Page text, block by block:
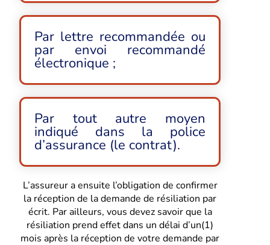
Par lettre recommandée ou
par envoi recommandé
électronique ;
Par tout autre moyen
indiqué dans la police
d’assurance (le contrat).
L’assureur a ensuite l’obligation de confirmer
la réception de la demande de résiliation par
écrit. Par ailleurs, vous devez savoir que la
résiliation prend effet dans un délai d’un(1)
mois après la réception de votre demande par